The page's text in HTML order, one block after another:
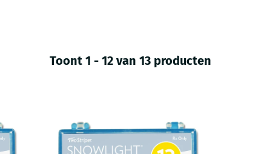
Toont 1 - 12 van 13 producten